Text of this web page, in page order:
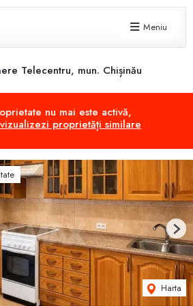
Meniu
Telecentru, mun. Chișinău
nu mai este activă,
proprietăți similare
Harta
Next